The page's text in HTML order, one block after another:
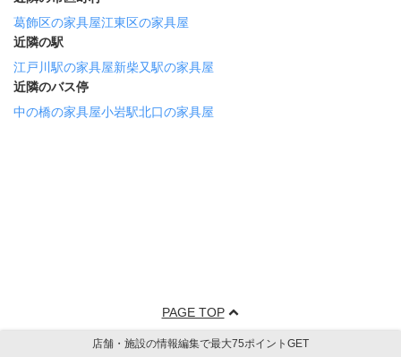
葛飾区の家具屋江東区の家具屋
近隣の駅
江戸川駅の家具屋新柴又駅の家具屋
近隣のバス停
中の橋の家具屋小岩駅北口の家具屋
PAGE TOP
店舗・施設の情報編集で最大75ポイントGET